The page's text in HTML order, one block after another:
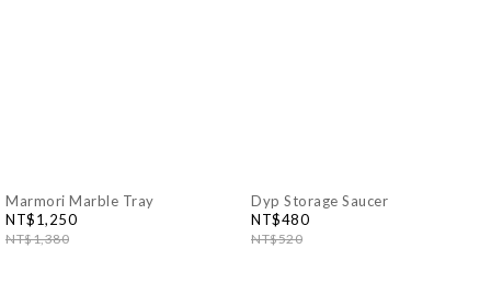
Marmori Marble Tray
NT$1,250
NT$1,380
Dyp Storage Saucer
NT$480
NT$520